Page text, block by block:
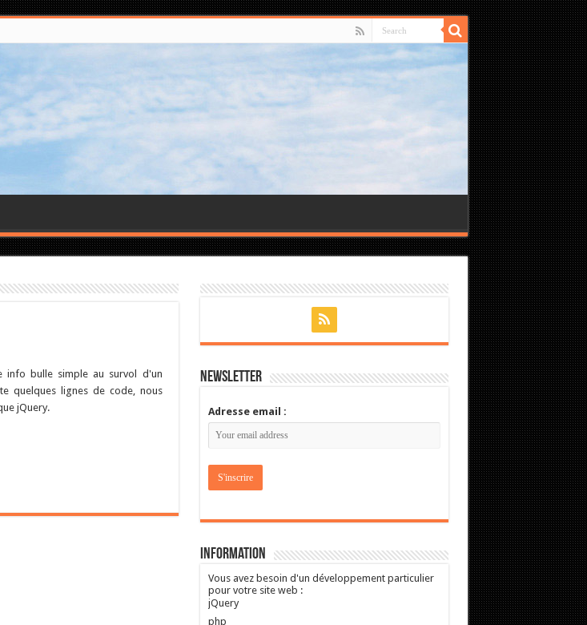
info bulle simple au survol d'un
quelques lignes de code, nous
jQuery.
Newsletter
Adresse email :
Information
Vous avez besoin d'un développement particulier
pour votre site web :
jQuery
php